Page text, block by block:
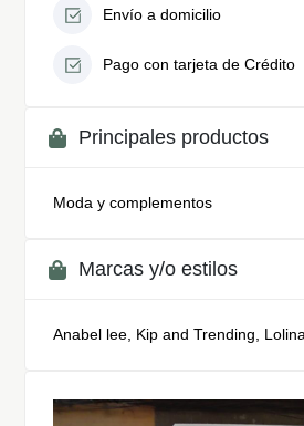
Envío a domicilio
Pago con tarjeta de Crédito
Principales productos
Moda y complementos
Marcas y/o estilos
Anabel lee, Kip and Trending,